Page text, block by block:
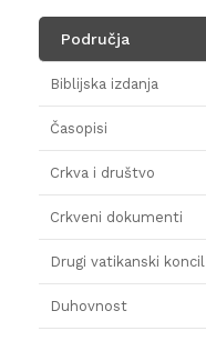
Područja
Biblijska izdanja
Časopisi
Crkva i društvo
Crkveni dokumenti
Drugi vatikanski koncil
Duhovnost